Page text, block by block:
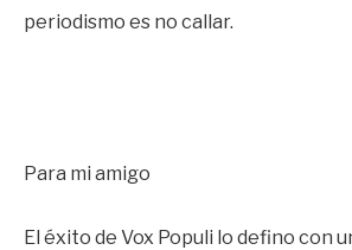
periodismo es no callar.
Para mi amigo
El éxito de Vox Populi lo defino con